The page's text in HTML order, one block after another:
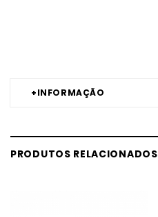
+INFORMAÇÃO
PRODUTOS RELACIONADOS